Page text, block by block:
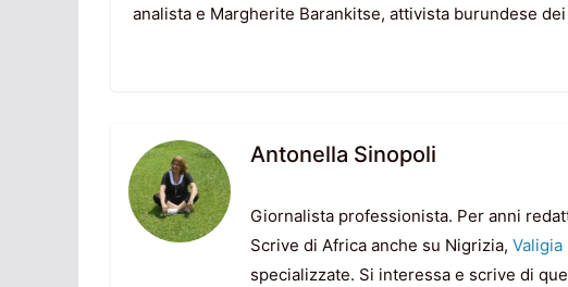
analista e Margherite Barankitse, attivista burundese
Antonella Sinopoli
Giornalista professionista. Per anni
Scrive di Africa anche su Nigrizia, Valigia
specializzate. Si interessa e scrive di